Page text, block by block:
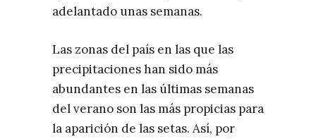
adelantado unas semanas.
Las zonas del país en las que las
precipitaciones han sido más
abundantes en las últimas semanas
del verano son las más propicias para
la aparición de las setas. Así, por